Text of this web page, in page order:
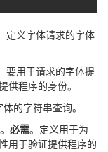
定义字体请求的字体
要用于请求的字体提
供程序的身份。
体的字符串查询。
必需。定义用于为
用于验证提供程序的